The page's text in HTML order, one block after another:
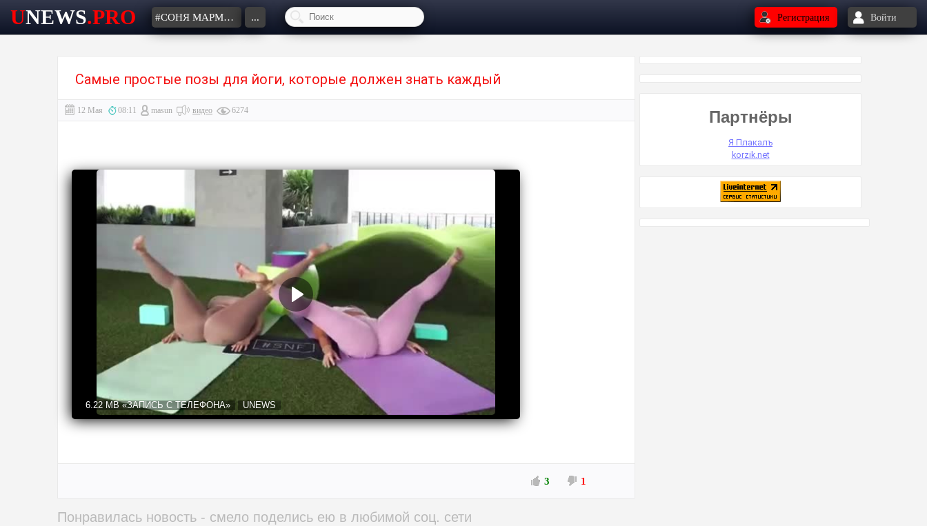
UNEWS.PRO #СОНЯ МАРМЕЛАДОВА ... Регистрация Войти
Самые простые позы для йоги, которые должен знать каждый
12 Мая 08:11 masun видео 6274
6.22 MB«ЗАПИСЬ С ТЕЛЕФОНА» UNEWS
3 1
Понравилась новость - смело поделись ею в любимой соц. сети
Партнёры
Я Плакалъ
korzik.net